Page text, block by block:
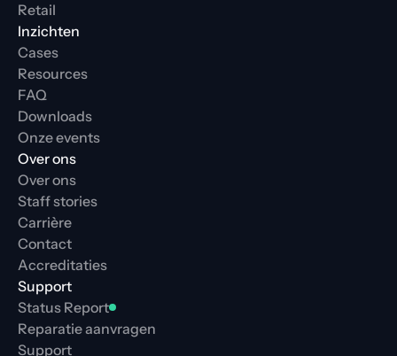
Retail
Inzichten
Cases
Resources
FAQ
Downloads
Onze events
Over ons
Over ons
Staff stories
Carrière
Contact
Accreditaties
Support
Status Report
Reparatie aanvragen
Support